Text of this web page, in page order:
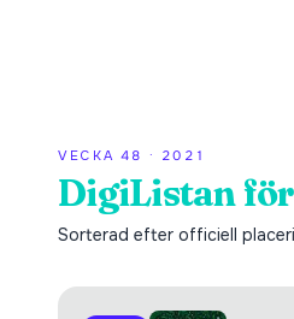
VECKA48 · 2021
DigiListan
Sorterad efter officiell